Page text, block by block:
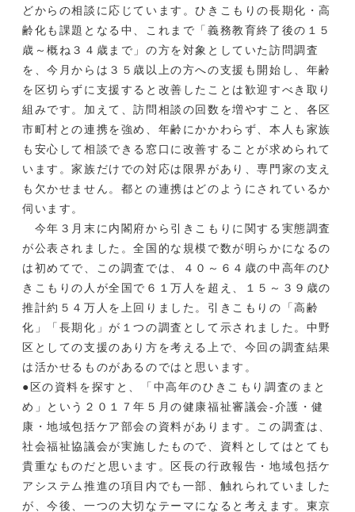
どからの相談に応じています。ひきこもりの長期化・高
齢化も課題となる中、これまで「義務教育終了後の１５
歳～概ね３４歳まで」の方を対象としていた訪問調査
を、今月からは３５歳以上の方への支援も開始し、年齢
を区切らずに支援すると改善したことは歓迎すべき取り
組みです。加えて、訪問相談の回数を増やすこと、各区
市町村との連携を強め、年齢にかかわらず、本人も家族
も安心して相談できる窓口に改善することが求められて
います。家族だけでの対応は限界があり、専門家の支え
も欠かせません。都との連携はどのようにされているか
伺います。
今年３月末に内閣府から引きこもりに関する実態調査
が公表されました。全国的な規模で数が明らかになるの
は初めてで、この調査では、４０～６４歳の中高年のひ
きこもりの人が全国で６１万人を超え、１５～３９歳の
推計約５４万人を上回りました。引きこもりの「高齢
化」「長期化」が１つの調査として示されました。中野
区としての支援のあり方を考える上で、今回の調査結果
は活かせるものがあるのではと思います。
●区の資料を探すと、「中高年のひきこもり調査のまと
め」という２０１７年５月の健康福祉審議会-介護・健
康・地域包括ケア部会の資料があります。この調査は、
社会福祉協議会が実施したもので、資料としてはとても
貴重なものだと思います。区長の行政報告・地域包括ケ
アシステム推進の項目内でも一部、触れられていました
が、今後、一つの大切なテーマになると考えます。東京